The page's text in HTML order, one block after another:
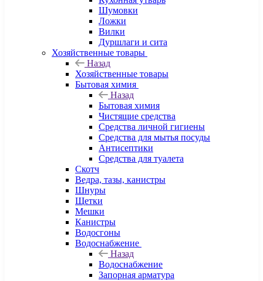
Шумовки
Ложки
Вилки
Дуршлаги и сита
Хозяйственные товары
Назад
Хозяйственные товары
Бытовая химия
Назад
Бытовая химия
Чистящие средства
Средства личной гигиены
Средства для мытья посуды
Антисептики
Средства для туалета
Скотч
Ведра, тазы, канистры
Шнуры
Щетки
Мешки
Канистры
Водосгоны
Водоснабжение
Назад
Водоснабжение
Запорная арматура